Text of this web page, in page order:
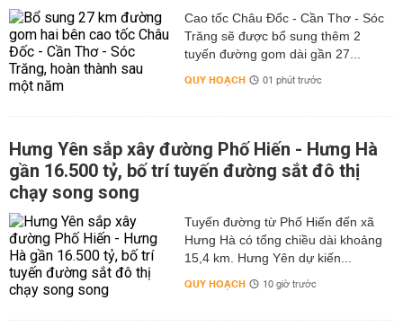
Cao tốc Châu Đốc - Cần Thơ - Sóc
Trăng sẽ được bổ sung thêm 2
tuyến đường gom dài gần 27...
QUY HOẠCH 01 phút trước
Hưng Yên sắp xây đường Phố Hiến - Hưng Hà
gần 16.500 tỷ, bố trí tuyến đường sắt đô thị
chạy song song
Tuyến đường từ Phố Hiến đến xã
Hưng Hà có tổng chiều dài khoảng
15,4 km. Hưng Yên dự kiến...
QUY HOẠCH 10 giờ trước